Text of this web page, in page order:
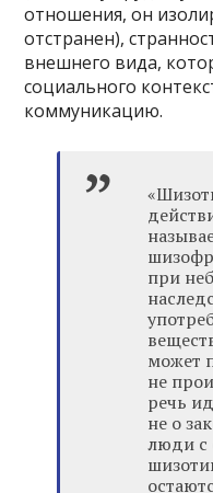
отношения, он
отстранен),
внешнего вида,
социального
коммуникацию.
при
может
не
речь
не о
люди с